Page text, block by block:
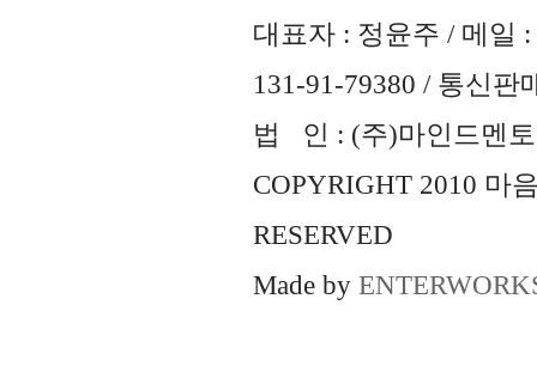
대표자 : 정윤주 / 메일 :
131-91-79380 / 통신판
법 인 : (주)마인드멘토
COPYRIGHT 2010 마
RESERVED
Made by